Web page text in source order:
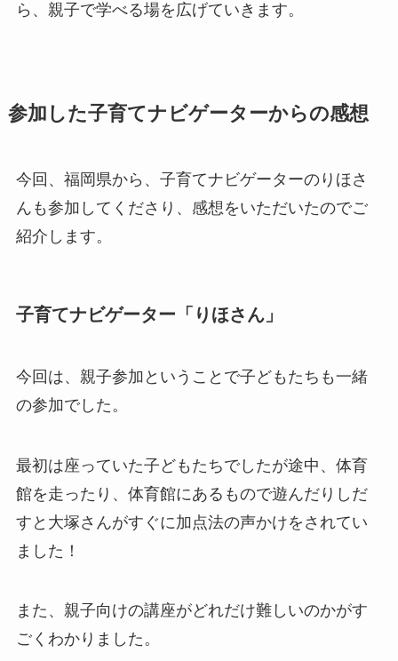
ら、親子で学べる場を広げていきます。
参加した子育てナビゲーターからの感想
今回、福岡県から、子育てナビゲーターのりほさ
んも参加してくださり、感想をいただいたのでご
紹介します。
子育てナビゲーター「りほさん」
今回は、親子参加ということで子どもたちも一緒
の参加でした。
最初は座っていた子どもたちでしたが途中、体育
館を走ったり、体育館にあるもので遊んだりしだ
すと大塚さんがすぐに加点法の声かけをされてい
ました！
また、親子向けの講座がどれだけ難しいのかがす
ごくわかりました。